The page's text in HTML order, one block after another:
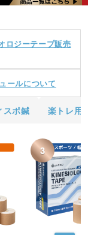
ロジーテープ販売
ールについて
スポ鍼 楽トレ用